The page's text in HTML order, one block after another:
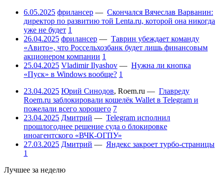
6.05.2025 фрилансер — Скончался Вячеслав Варванин:
директор по развитию той Lenta.ru, которой она никогда
уже не будет 1
26.04.2025 фрилансер — Таврин убеждает команду
«Авито», что Россельхозбанк будет лишь финансовым
акционером компании 1
25.04.2025 Vladimir Ilyashov — Нужна ли кнопка
«Пуск» в Windows вообще? 1
23.04.2025 Юрий Синодов, Roem.ru — Главреду
Roem.ru заблокировали кошелёк Wallet в Telegram и
пожелали всего хорошего 7
23.04.2025 Дмитрий — Telegram исполнил
прошлогоднее решение суда о блокировке
иноагентского «ВЧК-ОГПУ»
27.03.2025 Дмитрий — Яндекс закроет турбо-страницы
1
Лучшее за неделю